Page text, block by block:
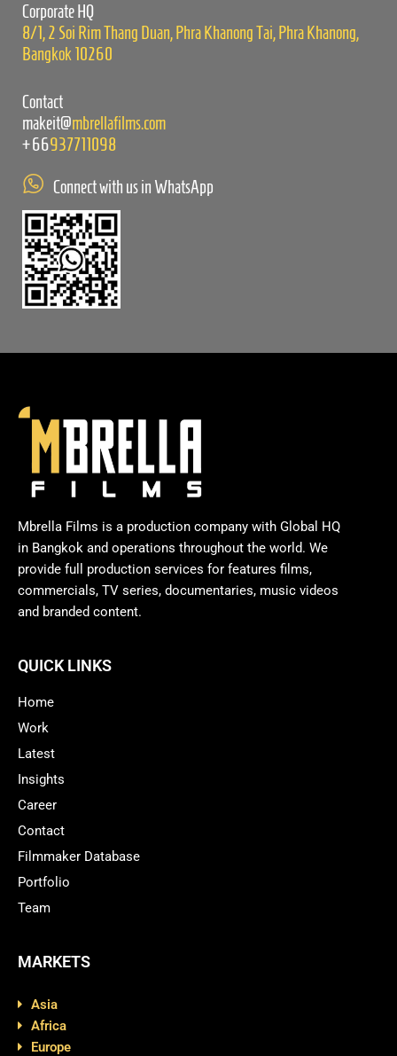
Corporate HQ
8/1, 2 Soi Rim Thang Duan, Phra Khanong Tai, Phra Khanong,
Bangkok 10260
Contact
makeit@mbrellafilms.com
+66937711098
Connect with us in WhatsApp
Mbrella Films is a production company with Global HQ
in Bangkok and operations throughout the world. We
provide full production services for features films,
commercials, TV series, documentaries, music videos
and branded content.
QUICK LINKS
Home
Work
Latest
Insights
Career
Contact
Filmmaker Database
Portfolio
Team
MARKETS
Asia
Africa
Europe